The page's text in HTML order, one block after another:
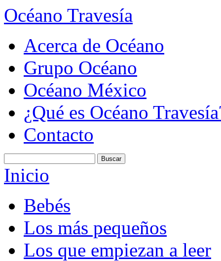
Océano Travesía
Acerca de Océano
Grupo Océano
Océano México
¿Qué es Océano
Contacto
Inicio
Bebés
Los más pequeños
Los que empiezan a leer